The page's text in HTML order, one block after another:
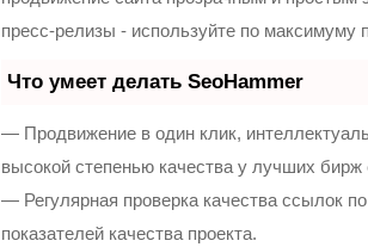
пресс-релизы - используйте по
Что умеет делать SeoHammer
— Продвижение в один клик,
высокой степенью качества у лучших бирж
— Регулярная проверка качества ссылок
показателей качества проекта.